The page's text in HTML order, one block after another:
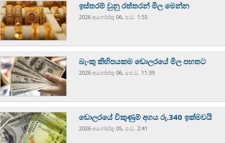
ඉස්තරම් වුනු රත්තරන් මිල මෙන්න
2026 අගෝස්‍තු 06, ප.ව. 1:55
බැංකු කිහිපයකම ඩොලරයේ මිල පහතට
2026 අගෝස්‍තු 06, පෙ.ව. 11:39
ඩොලරයේ විකුණුම් අගය රු.340 ඉක්මවයි
2026 අගෝස්‍තු 05, ප.ව. 2:41